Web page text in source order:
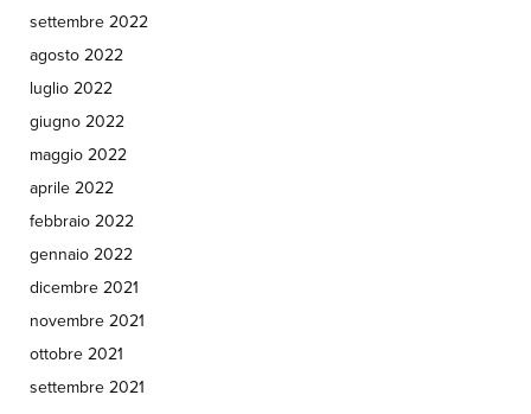
settembre 2022
agosto 2022
luglio 2022
giugno 2022
maggio 2022
aprile 2022
febbraio 2022
gennaio 2022
dicembre 2021
novembre 2021
ottobre 2021
settembre 2021